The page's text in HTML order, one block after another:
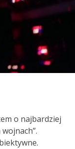
o najbardziej